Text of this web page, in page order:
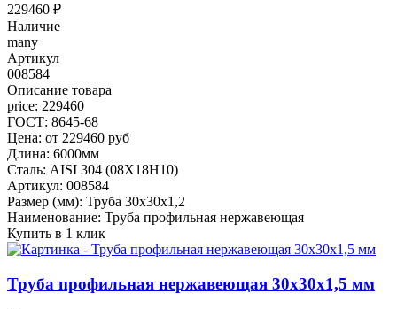
229460 ₽
Наличие
many
Артикул
008584
Описание товара
price: 229460
ГОСТ: 8645-68
Цена: от 229460 руб
Длина: 6000мм
Сталь: AISI 304 (08Х18Н10)
Артикул: 008584
Размер (мм): Труба 30х30х1,2
Наименование: Труба профильная нержавеющая
Купить в 1 клик
Труба профильная нержавеющая 30х30х1,5 мм